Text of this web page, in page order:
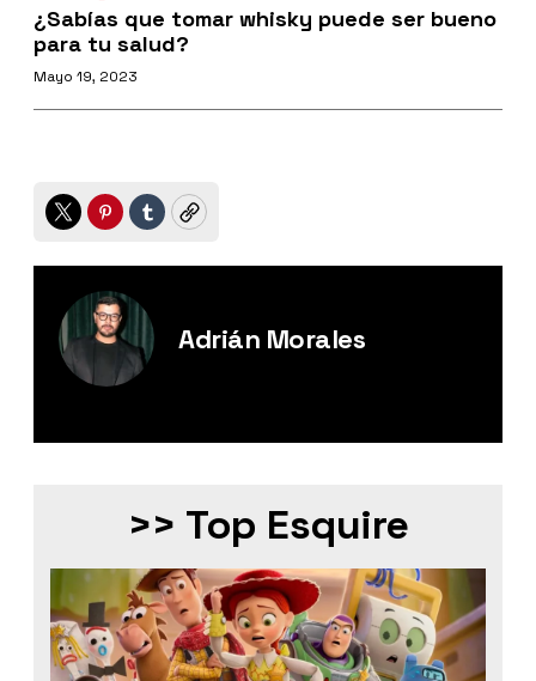
¿Sabías que tomar whisky puede ser bueno
para tu salud?
Mayo 19, 2023
TwitterPinterest
TumblrCopy
Adrián Morales
>> Top Esquire